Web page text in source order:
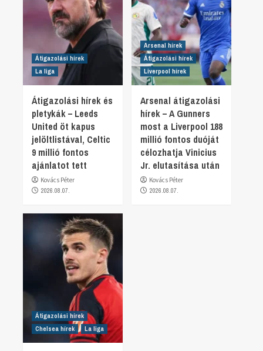
Átigazolási hírek
La liga
Átigazolási hírek és
pletykák – Leeds
United öt kapus
jelöltlistával, Celtic
9 millió fontos
ajánlatot tett
Kovács Péter
2026.08.07.
Arsenal hírek
Átigazolási hírek
Liverpool hírek
Arsenal átigazolási
hírek – A Gunners
most a Liverpool 188
millió fontos duóját
célozhatja Vinicius
Jr. elutasítása után
Kovács Péter
2026.08.07.
Átigazolási hírek
Chelsea hírek
La liga